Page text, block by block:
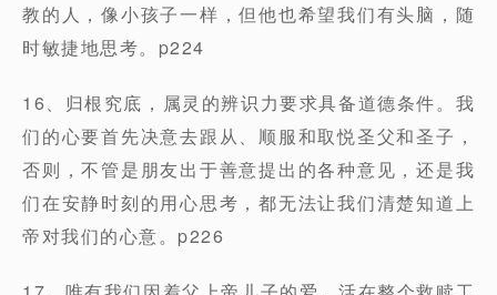
教的人，像小孩子一样，但他也希望我们有头脑，随
时敏捷地思考。p224
16、归根究底，属灵的辨识力要求具备道德条件。我
们的心要首先决意去跟从、顺服和取悦圣父和圣子，
否则，不管是朋友出于善意提出的各种意见，还是我
们在安静时刻的用心思考，都无法让我们清楚知道上
帝对我们的心意。p226